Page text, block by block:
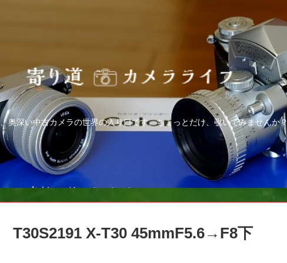
奥深い中古カメラの世界の入り口です。ちょっとだけ、覗いてみませんか？
T30S2191 X-T30 45mmF5.6→F8下